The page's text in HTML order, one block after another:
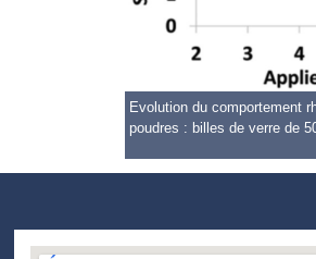
Evolution du comportement
poudres : billes de verre de